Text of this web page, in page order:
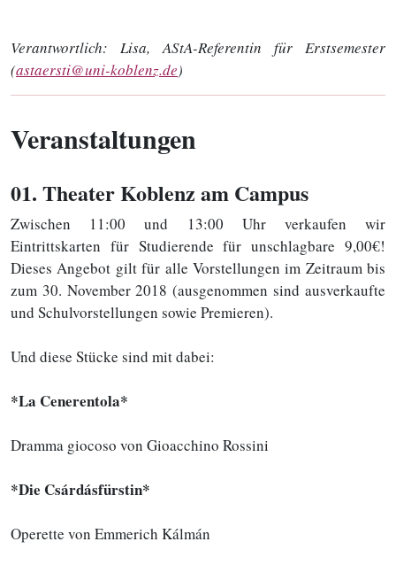
Verantwortlich: Lisa, AStA-Referentin für Erstsemester
(astaersti@uni-koblenz.de)
Veranstaltungen
01. Theater Koblenz am Campus
Zwischen 11:00 und 13:00 Uhr verkaufen wir
Eintrittskarten für Studierende für unschlagbare 9,00€!
Dieses Angebot gilt für alle Vorstellungen im Zeitraum bis
zum 30. November 2018 (ausgenommen sind ausverkaufte
und Schulvorstellungen sowie Premieren).
Und diese Stücke sind mit dabei:
*La Cenerentola*
Dramma giocoso von Gioacchino Rossini
*Die Csárdásfürstin*
Operette von Emmerich Kálmán